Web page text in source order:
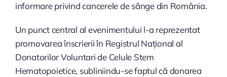
informare privind cancerele de sânge din România.
Un punct central al evenimentului l-a reprezentat
promovarea înscrierii în Registrul Național al
Donatorilor Voluntari de Celule Stem
Hematopoietice, subliniindu-se faptul că donarea